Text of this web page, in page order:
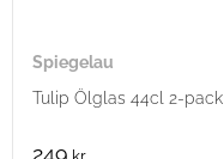
Spiegelau
Tulip Ölglas 44cl 2-pack